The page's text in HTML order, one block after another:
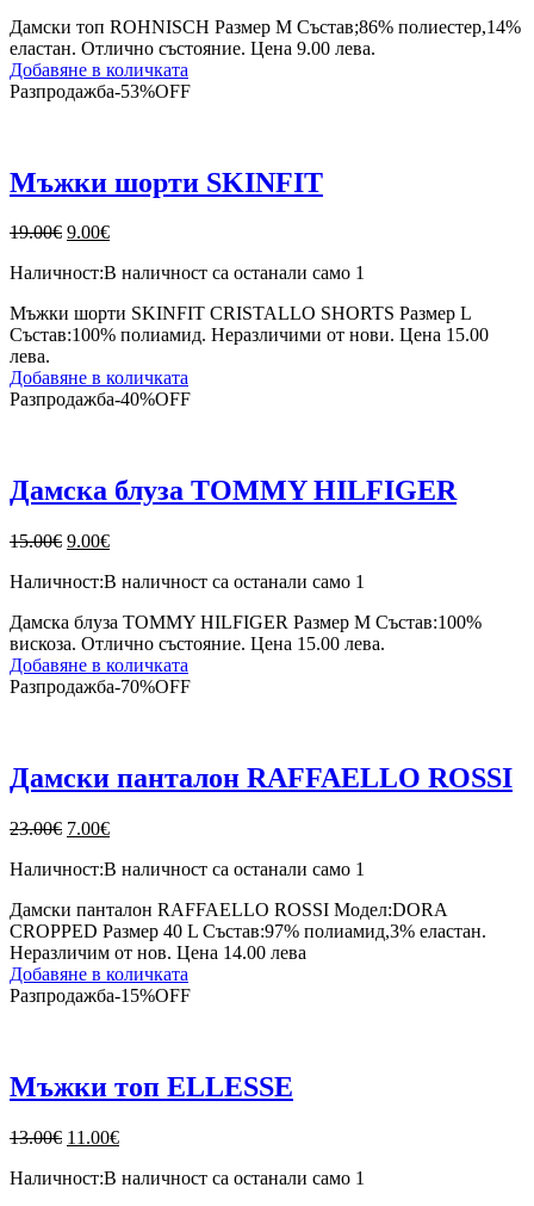
Дамски топ ROHNISCH Размер М Състав;86% полиестер,14%
еластан. Отлично състояние. Цена 9.00 лева.
Добавяне в количката
Разпродажба-53%OFF
Мъжки шорти SKINFIT
19.00€ Original
was:
9.00€Текущата
е:
Наличност:В наличност са останали само 1
Мъжки шорти SKINFIT CRISTALLO SHORTS Размер L
Състав:100% полиамид. Неразличими от нови. Цена 15.00
лева.
Добавяне в количката
Разпродажба-40%OFF
Дамска блуза TOMMY HILFIGER
15.00€ Original
was:
9.00€Текущата
е:
Наличност:В наличност са останали само 1
Дамска блуза TOMMY HILFIGER Размер M Състав:100%
вискоза. Отлично състояние. Цена 15.00 лева.
Добавяне в количката
Разпродажба-70%OFF
Дамски панталон RAFFAELLO ROSSI
23.00€ Original
was:
7.00€Текущата
е:
Наличност:В наличност са останали само 1
Дамски панталон RAFFAELLO ROSSI Модел:DORA
CROPPED Размер 40 L Състав:97% полиамид,3% еластан.
Неразличим от нов. Цена 14.00 лева
Добавяне в количката
Разпродажба-15%OFF
Мъжки топ ELLESSE
13.00€ Original
was:
11.00€Текущата
е:
Наличност:В наличност са останали само 1